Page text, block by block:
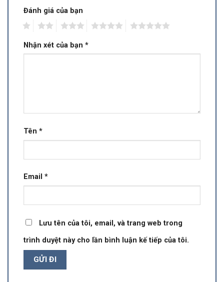
Đánh giá của bạn
Nhận xét của bạn *
Tên *
Email *
Lưu tên của tôi, email, và trang web trong
trình duyệt này cho lần bình luận kế tiếp của tôi.